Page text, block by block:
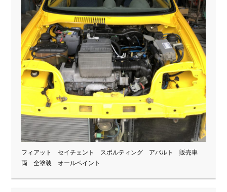
フィアット セイチェント スポルティング アバルト 販売車
両 全塗装 オールペイント